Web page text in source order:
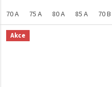
65G 70G 75G 80G 85G 90G
Tabulka velikostí MARIE JO
70 A 75 A 80 A 85 A 70 B
Akce